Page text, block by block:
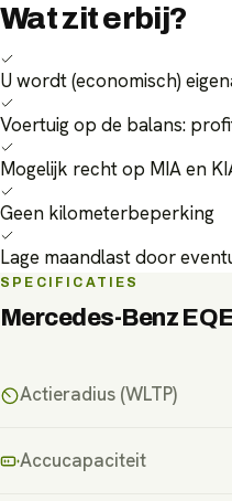
Wat zit erbij?
U wordt (economisch)
Voertuig op de balans:
Mogelijk recht op MIA en
Geen kilometerbeperking
Lage maandlast door
SPECIFICATIES
Mercedes-Benz
Actieradius (WLTP)
Accucapaciteit